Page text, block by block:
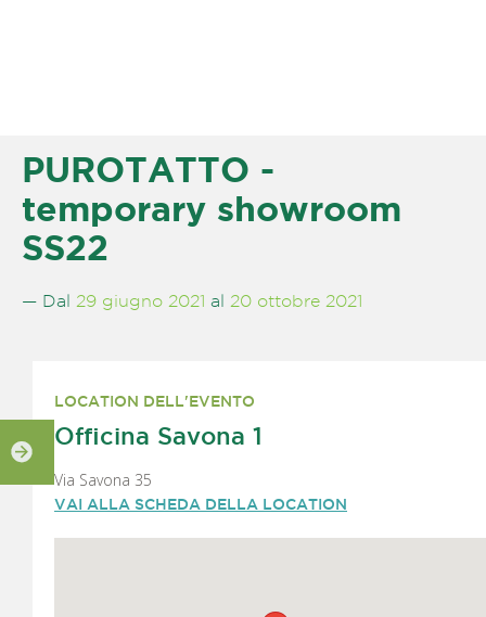
PUROTATTO -
temporary showroom
SS22
— Dal 29 giugno 2021 al 20 ottobre 2021
LOCATION DELL'EVENTO
Officina Savona 1
Via Savona 35
VAI ALLA SCHEDA DELLA LOCATION